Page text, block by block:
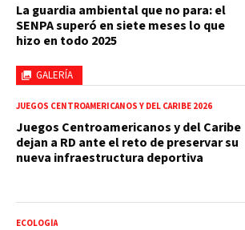
GALERÍA
La guardia ambiental que no para: el
SENPA superó en siete meses lo que
hizo en todo 2025
JUEGOS CENTROAMERICANOS Y DEL CARIBE 2026
Juegos Centroamericanos y del Caribe
dejan a RD ante el reto de preservar su
nueva infraestructura deportiva
ECOLOGÍA